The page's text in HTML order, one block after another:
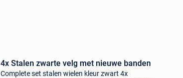
4x Stalen zwarte velg met nieuwe banden
Complete set stalen wielen kleur zwart 4x